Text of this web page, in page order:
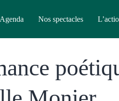
Agenda Nos spectacles